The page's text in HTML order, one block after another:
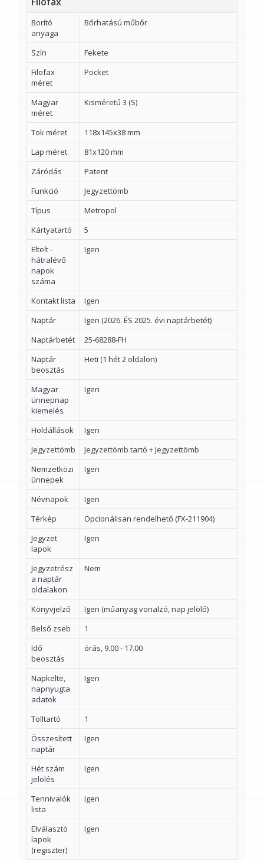
Borító
anyaga
Bőrhatású műbőr
Szín
Fekete
Filofax
méret
Pocket
Magyar
méret
Kisméretű 3 (S)
Tok méret
118x145x38 mm
Lap méret
81x120 mm
Záródás
Patent
Funkció
Jegyzettömb
Típus
Metropol
Kártyatartó
5
Eltelt -
hátralévő
napok
száma
Igen
Kontakt lista
Igen
Naptár
Igen (2026. ÉS 2025. évi naptárbetét)
Naptárbetét
25-68288-FH
Naptár
beosztás
Heti (1 hét 2 oldalon)
Magyar
ünnepnap
kiemelés
Igen
Holdállások
Igen
Jegyzettömb
Jegyzettömb tartó + Jegyzettömb
Nemzetközi
ünnepek
Igen
Névnapok
Igen
Térkép
Opcionálisan rendelhető (FX-211904)
Jegyzet
lapok
Igen
Jegyzetrész
a naptár
oldalakon
Nem
Könyvjelző
Igen (műanyag vonalzó, nap jelölő)
Belső zseb
1
Idő
beosztás
órás, 9.00 - 17.00
Napkelte,
napnyugta
adatok
Igen
Tolltartó
1
Összesített
naptár
Igen
Hét szám
jelölés
Igen
Tennivalók
lista
Igen
Elválasztó
lapok
(regiszter)
Igen